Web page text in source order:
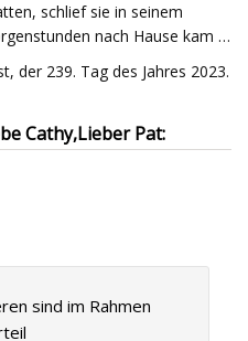
schlief sie in seinem
nach Hause kam …
der 239. Tag des Jahres 2023.
Cathy,Lieber Pat:
sind im Rahmen